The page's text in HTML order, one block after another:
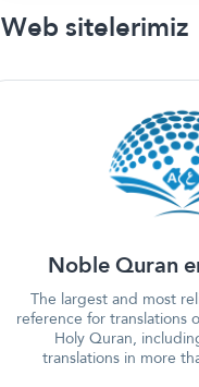
Web sitelerimiz
Noble Quran
The largest and most
reference for translations
Holy Quran,
translations in more